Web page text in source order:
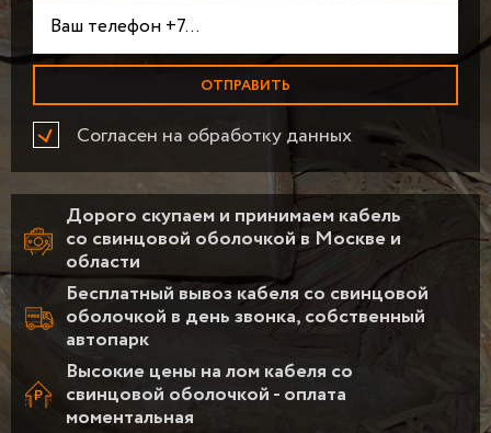
Дорого скупаем и принимаем кабель
со свинцовой оболочкой в Москве и
области
Бесплатный вывоз кабеля со свинцовой
оболочкой в день звонка, собственный
автопарк
Высокие цены на лом кабеля со
свинцовой оболочкой - оплата
моментальная
Согласен на обработку данных